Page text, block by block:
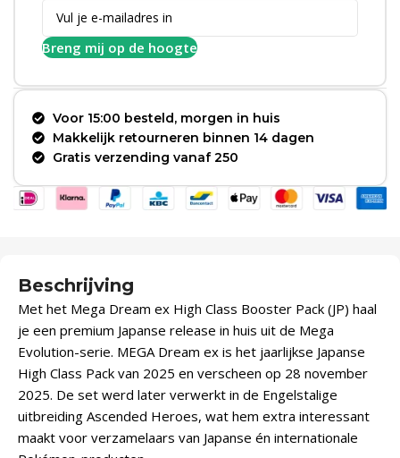
Breng mij op de hoogte
Voor 15:00 besteld, morgen in huis
Makkelijk retourneren binnen 14 dagen
Gratis verzending vanaf 250
Beschrijving
Met het Mega Dream ex High Class Booster Pack (JP) haal
je een premium Japanse release in huis uit de Mega
Evolution-serie. MEGA Dream ex is het jaarlijkse Japanse
High Class Pack van 2025 en verscheen op 28 november
2025. De set werd later verwerkt in de Engelstalige
uitbreiding Ascended Heroes, wat hem extra interessant
maakt voor verzamelaars van Japanse én internationale